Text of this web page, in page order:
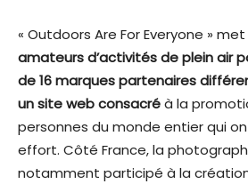
« Outdoors Are For Everyone »
amateurs d’activités de plein air
de 16 marques partenaires
un site web consacréà la
personnes du monde entier qui
effort. Côté France, la
notamment participé à la